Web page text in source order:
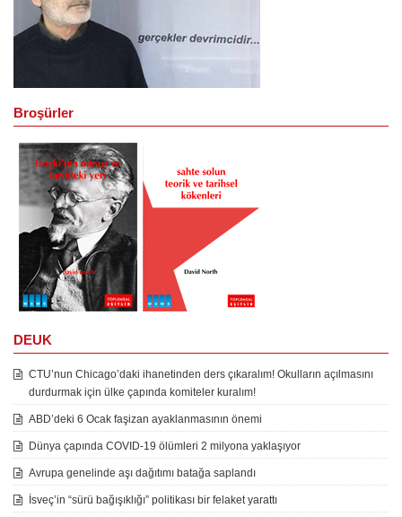
Broşürler
DEUK
CTU’nun Chicago’daki ihanetinden ders çıkaralım! Okulların açılmasını
durdurmak için ülke çapında komiteler kuralım!
ABD’deki 6 Ocak faşizan ayaklanmasının önemi
Dünya çapında COVID-19 ölümleri 2 milyona yaklaşıyor
Avrupa genelinde aşı dağıtımı batağa saplandı
İsveç’in “sürü bağışıklığı” politikası bir felaket yarattı